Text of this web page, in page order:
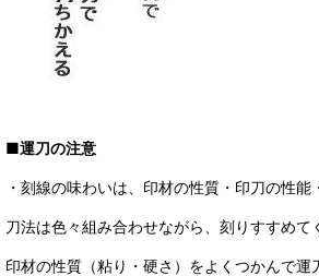
■運刀の注意
・刻線の味わいは、印材の性質・印刀の性
刀法は色々組み合わせながら、刻りすすめて
印材の性質（粘り・硬さ）をよくつかんで運